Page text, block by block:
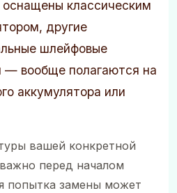
классическим
другие
шлейфовые
— вообще полагаются на
аккумулятора или
вашей конкретной
перед началом
попытка замены может